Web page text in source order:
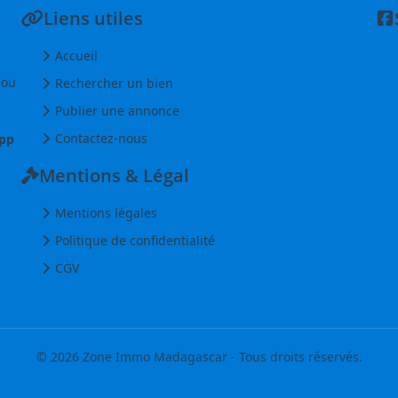
Liens utiles
Accueil
Rechercher un bien
Publier une annonce
Contactez-nous
Mentions & Légal
Mentions légales
Politique de confidentialité
CGV
© 2026 Zone Immo Madagascar - Tous droits réservés.